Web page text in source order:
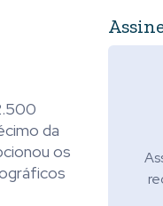
da
os